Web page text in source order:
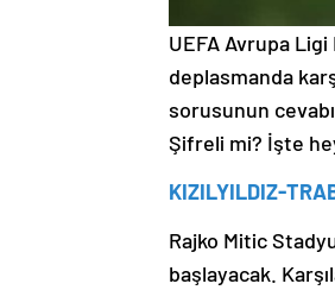
UEFA Avrupa Ligi
deplasmanda
sorusunun
Şifreli mi? İşte
KIZILYILDIZ-
Rajko Mitic
başlayacak.